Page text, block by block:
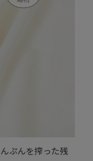
ぷんを搾った残